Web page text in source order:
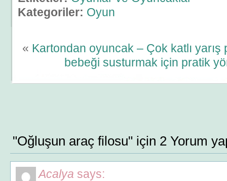
Kategoriler: Oyun
« Kartondan oyuncak – Çok katlı yarış
bebeği susturmak için pratik
"Oğluşun araç filosu" için 2 Yorum
Acalya says: